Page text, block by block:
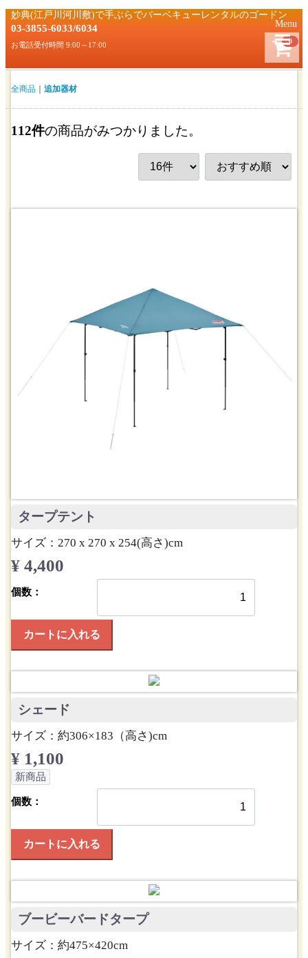
妙典(江戸川河川敷)で手ぶらでバーベキューレンタルのゴードン
03-3855-6033/6034
お電話受付時間 9:00～17:00 0
Menu
全商品 追加器材
112件の商品がみつかりました。
タープテント
サイズ：270 x 270 x 254(高さ)cm
¥ 4,400
個数：
カートに入れる
シェード
サイズ：約306×183（高さ)cm
¥ 1,100
新商品
個数：
カートに入れる
ブービーバードタープ
サイズ：約475×420cm